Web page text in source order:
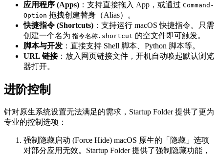
应用程序 (Apps) ：支持直接拖入 App，或通过 Command-
Option 拖拽创建替身（Alias）。
快捷指令 (Shortcuts) ：支持运行 macOS 快捷指令。只需
创建一个名为 指令名称.shortcut 的空文件即可触发。
脚本与开发 ：直接支持 Shell 脚本、Python 脚本等。
URL 链接：放入网页链接文件，开机自动唤起默认浏览
器打开。
进阶控制
针对原生系统设置无法满足的需求，Startup Folder 提供了更为
专业的控制选项：
强制隐藏启动 (Force Hide) macOS 原生的「隐藏」选项
对部分应用无效。Startup Folder 提供了强制隐藏功能，